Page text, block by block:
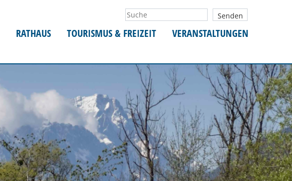
RATHAUS TOURISMUS & FREIZEIT VERANSTALTUNGEN